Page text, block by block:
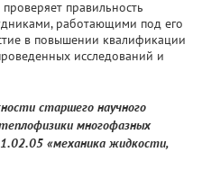
правильность
работающими под его
в повышении квалификации
исследований и
старшего научного
многофазных
«механика жидкости,